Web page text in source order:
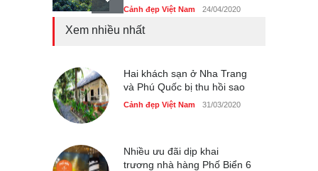
Cảnh đẹp Việt Nam 24/04/2020
Cảnh đẹp Việt Nam 25/04/2020
Nhiều hoạt động tôn vinh
Xem nhiều nhất
Hai khách sạn ở Nha Trang
và Phú Quốc bị thu hồi sao
Cảnh đẹp Việt Nam 31/03/2020
Nhiều ưu đãi dịp khai
trương nhà hàng Phố Biển 6